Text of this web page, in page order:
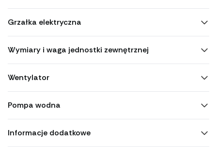
Grzałka elektryczna
Wymiary i waga jednostki zewnętrznej
Wentylator
Pompa wodna
Informacje dodatkowe